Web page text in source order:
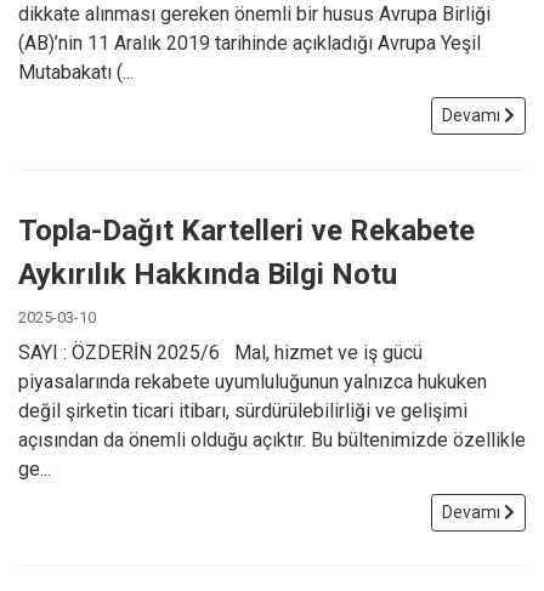
dikkate alınması gereken önemli bir husus Avrupa Birliği
(AB)’nin 11 Aralık 2019 tarihinde açıkladığı Avrupa Yeşil
Mutabakatı (...
Devamı
Topla-Dağıt Kartelleri ve Rekabete
Aykırılık Hakkında Bilgi Notu
2025-03-10
SAYI : ÖZDERİN 2025/6 Mal, hizmet ve iş gücü
piyasalarında rekabete uyumluluğunun yalnızca hukuken
değil şirketin ticari itibarı, sürdürülebilirliği ve gelişimi
açısından da önemli olduğu açıktır. Bu bültenimizde özellikle
ge...
Devamı